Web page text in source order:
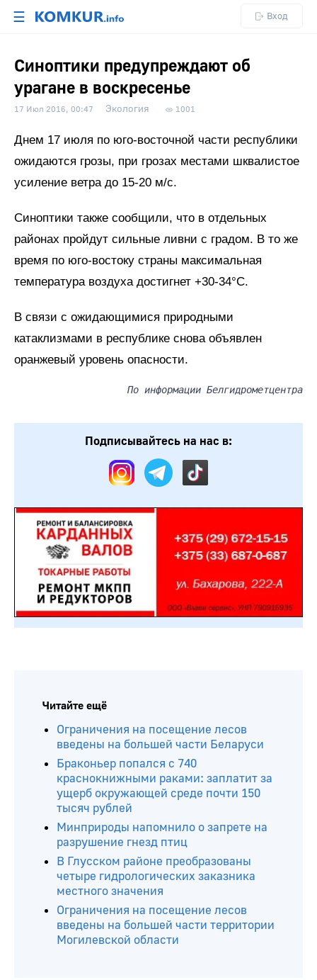
☰ Вход
Синоптики предупреждают об
урагане в воскресенье
17 Июл 2016, 00:47 Экология 1001
Днем 17 июля по юго-восточной части республики
ожидаются грозы, при грозах местами шквалистое
усиление ветра до 15-20 м/с.
Синоптики также сообщили, что в отдельных
районах пройдут сильные ливни с градом. В то же
время по юго-востоку страны максимальная
температура воздуха достигнет +30-34°С.
В связи с ожидающимися природными
катаклизмами в республике снова объявлен
оранжевый уровень опасности.
По информации Белгидрометцентра
Подписывайтесь на нас в:
Читайте ещё
Ограничения на посещение лесов
введены на большей части Беларуси
Браконьер попался с 740
краснокнижными раками: заплатит за
ущерб окружающей среде почти 150
тысяч рублей
Минприроды напомнило о запрете на
разрушение гнезд птиц
В Глусском районе преобразованы
четыре гидрологических заказника
местного значения
Ограничения на посещение лесов
введены на большей части территории
Могилевской области